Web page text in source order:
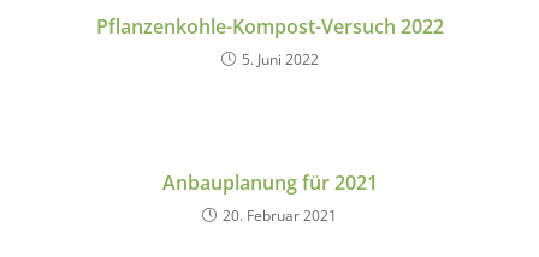
Pflanzenkohle-Kompost-Versuch 2022
5. Juni 2022
Anbauplanung für 2021
20. Februar 2021